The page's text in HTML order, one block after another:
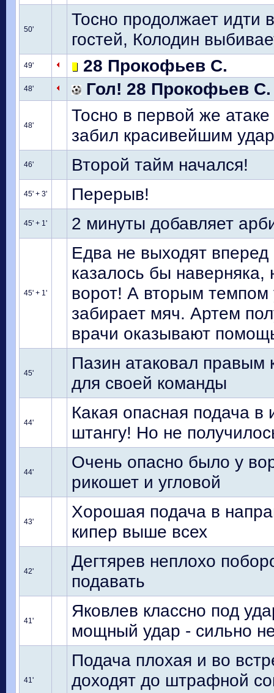
50'
Тосно продолжает идти
гостей, Колодин
49' 28 Прокофьев С.
48' Гол! 28 Прокофьев С.
48'
Тосно в первой же
забил красивейшим
46' Второй тайм начался!
45' + 3' Перерыв!
45' + 1' 2 минуты добавляет
45' + 1'
Едва не выходят
казалось бы наверняка,
ворот! А вторым
забирает мяч. Артем
врачи оказывают
45'
Пазин атаковал правым
для своей команды
44'
Какая опасная подача
штангу! Но не
44'
Очень опасно было у
рикошет и угловой
43'
Хорошая подача в
кипер выше всех
42'
Дегтярев неплохо
подавать
41'
Яковлев классно под
мощный удар - сильно
41'
Подача плохая и во
доходят до штрафной